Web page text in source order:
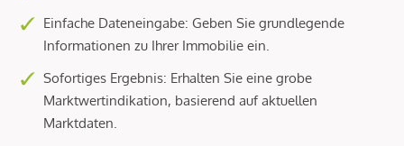
Einfache Dateneingabe: Geben Sie grundlegende
Informationen zu Ihrer Immobilie ein.
Sofortiges Ergebnis: Erhalten Sie eine grobe
Marktwertindikation, basierend auf aktuellen
Marktdaten.